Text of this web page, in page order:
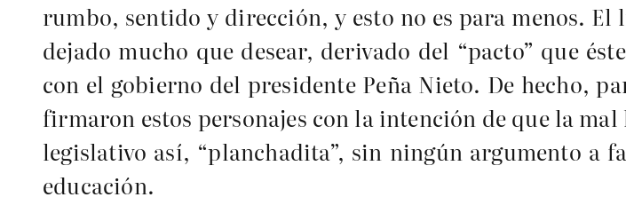
rumbo, sentido y dirección, y esto no es para menos.
dejado mucho que desear, derivado del “pacto” que
con el gobierno del presidente Peña Nieto. De hecho,
firmaron estos personajes con la intención de que la
legislativo así, “planchadita”, sin ningún argumento a
educación.